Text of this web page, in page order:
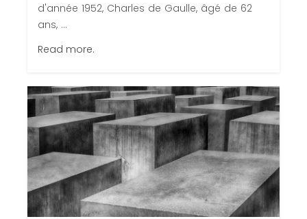
d'année 1952, Charles de Gaulle, âgé de 62
ans, ...
Read more.